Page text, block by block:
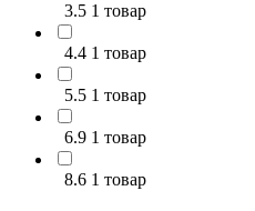
3.5 1 товар
4.4 1 товар
5.5 1 товар
6.9 1 товар
8.6 1 товар